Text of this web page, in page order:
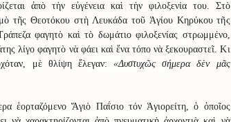
ἀπὸ τὴν εὐγένεια καὶ τὴν φιλοξενία του. Στὸ
τῆς Θεοτόκου στὴ Λευκάδα τοῦ Ἁγίου Κηρύκου τῆς
φαγητὸ καὶ τὸ δωμάτιο φιλοξενίας στρωμμένο,
λίγο φαγητὸ νὰ φάει καὶ ἕνα τόπο νὰ ξεκουραστεῖ. Κι
μὲ θλίψη ἔλεγαν: «Δυστυχῶς σήμερα δὲν μᾶς
ἑορταζόμενο Ἅγιὸ Παΐσιο τόν Ἁγιορείτη, ὁ ὁποῖος